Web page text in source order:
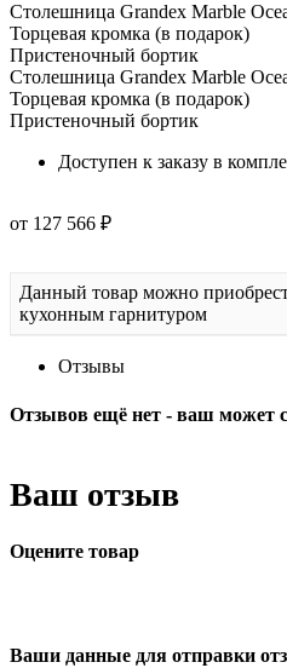
Столешница Grandex Marble
Торцевая кромка (в подарок)
Пристеночный бортик
Столешница Grandex Marble
Торцевая кромка (в подарок)
Пристеночный бортик
Доступен к заказу в
от 127 566 ₽
Данный товар можно
кухонным гарнитуром
Отзывы
Отзывов ещё нет - ваш может
Ваш отзыв
Оцените товар
Ваши данные для отправки